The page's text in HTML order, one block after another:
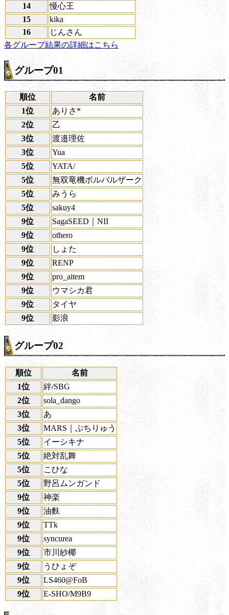
14
慢心王
15
kika
16
じんさん
各グループ結果の詳細はこちら
グループ01
順位
名前
1位
ありさ*
2位
乙
3位
渡邉理佐
3位
Yua
5位
YATA/
5位
無双竜機ボルバルザーク
5位
みうら
5位
sakuy4
9位
SagaSEED｜NII
9位
othero
9位
しょた
9位
RENP
9位
pro_aitem
9位
ウマシカ君
9位
タイヤ
9位
影浪
グループ02
順位
名前
1位
絆/SBG
2位
sola_dango
3位
あ
3位
MARS｜ぷちりゅう
5位
イーシキナ
5位
絶対乱舞
5位
こひな
5位
野呂ムンガンド
9位
神楽
9位
油麩
9位
TTk
9位
syncurea
9位
市川紗椰
9位
うひょぞ
9位
LS460@FoB
9位
E-SHO/M9B9